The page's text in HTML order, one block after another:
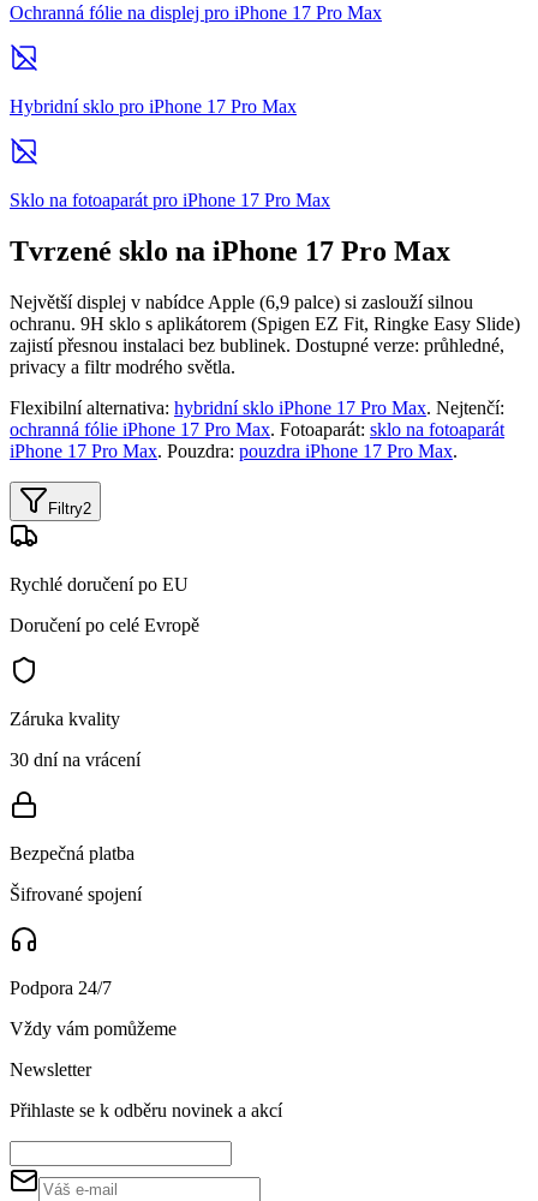
Ochranná fólie na displej pro iPhone 17 Pro Max
Hybridní sklo pro iPhone 17 Pro Max
Sklo na fotoaparát pro iPhone 17 Pro Max
Tvrzené sklo na iPhone 17 Pro Max
Největší displej v nabídce Apple (6,9 palce) si zaslouží silnou
ochranu. 9H sklo s aplikátorem (Spigen EZ Fit, Ringke Easy Slide)
zajistí přesnou instalaci bez bublinek. Dostupné verze: průhledné,
privacy a filtr modrého světla.
Flexibilní alternativa: hybridní sklo iPhone 17 Pro Max. Nejtenčí:
ochranná fólie iPhone 17 Pro Max. Fotoaparát: sklo na fotoaparát
iPhone 17 Pro Max. Pouzdra: pouzdra iPhone 17 Pro Max.
Filtry2
Rychlé doručení po EU
Doručení po celé Evropě
Záruka kvality
30 dní na vrácení
Bezpečná platba
Šifrované spojení
Podpora 24/7
Vždy vám pomůžeme
Newsletter
Přihlaste se k odběru novinek a akcí